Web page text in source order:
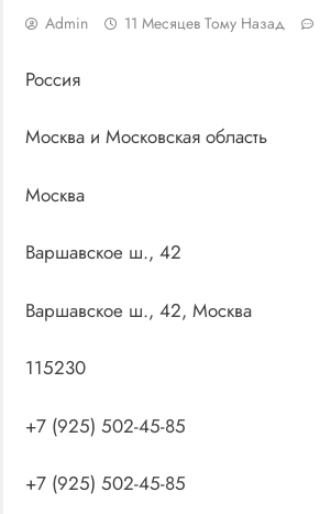
Admin 11 Месяцев Тому Назад
Россия
Москва и Московская область
Москва
Варшавское ш., 42
Варшавское ш., 42, Москва
115230
+7 (925) 502-45-85
+7 (925) 502-45-85